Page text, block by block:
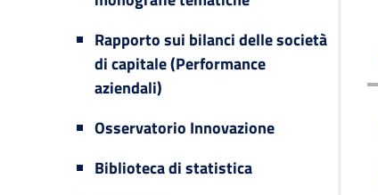
Rapporto sui bilanci delle società
di capitale (Performance
aziendali)
Osservatorio Innovazione
Biblioteca di statistica